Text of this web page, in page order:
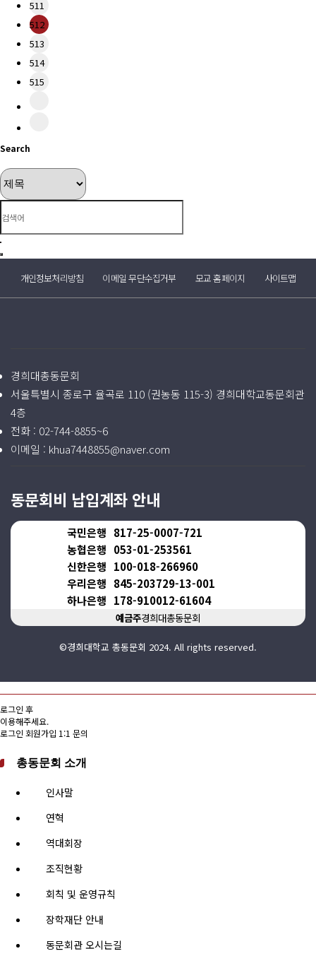
511
512
513
514
515
Search
개인정보처리방침 이메일 무단수집거부 모교 홈페이지 사이트맵
경희대총동문회
서울특별시 종로구 율곡로 110 (권농동 115-3) 경희대학교동문회관
4층
전화 : 02-744-8855~6
이메일 : khua7448855@naver.com
동문회비 납입계좌 안내
국민은행 817-25-0007-721
농협은행 053-01-253561
신한은행 100-018-266960
우리은행 845-203729-13-001
하나은행 178-910012-61604
예금주경희대총동문회
©경희대학교 총동문회 2024. All rights reserved.
로그인 후
이용해주세요.
로그인 회원가입 1:1 문의
총동문회 소개
인사말
연혁
역대회장
조직현황
회칙 및 운영규칙
장학재단 안내
동문회관 오시는길